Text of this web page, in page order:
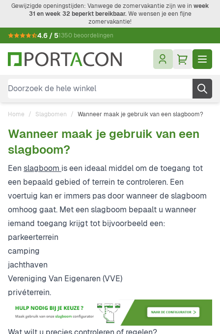
Ga naar de inhoud
Gewijzigde openingstijden: Vanwege de zomervakantie zijn we in week
31 en week 32 beperkt bereikbaar.We wensen je een fijne
zomervakantie!
4.6 / 51350 beoordelingen
Doorzoek de hele winkel
Home / Slagbomen / Wanneer maak je gebruik van een slagboom?
Wanneer maak je gebruik van een
slagboom?
Een slagboom is een ideaal middel om de toegang tot
een bepaald gebied of terrein te controleren. Een
voertuig kan er immers pas door wanneer de slagboom
omhoog gaat. Met een slagboom bepaalt u wanneer
iemand toegang krijgt tot bijvoorbeeld een:
parkeerterrein
camping
jachthaven
Vereniging Van Eigenaren (VVE)
privéterrein.